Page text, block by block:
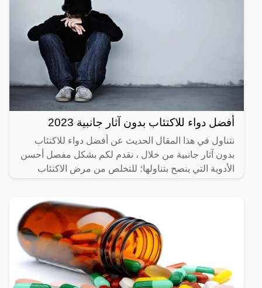
أفضل دواء للاكتئاب بدون آثار جانبية 2023
نتناول في هذا المقال الحديث عن أفضل دواء للاكتئاب
بدون آثار جانبية من خلال ، نقدم لكم بشكل مفصل أحسن
الأدوية التي ينصح بتناولها؛ للتخلص من مرض الاكتئاب